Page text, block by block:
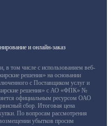
и онлайн-заказ
в том числе с использованием веб-
решения» на основании
с Поставщиком услуг и
решения» с АО «ФПК» №
официальным ресурсом ОАО
сбор. Итоговая цена
По вопросам рассмотрения
убытков просим